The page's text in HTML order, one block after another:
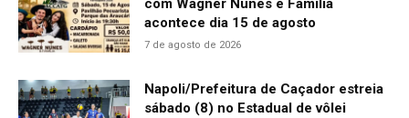
com Wagner Nunes e Família
acontece dia 15 de agosto
7 de agosto de 2026
Napoli/Prefeitura de Caçador estreia
sábado (8) no Estadual de vôlei